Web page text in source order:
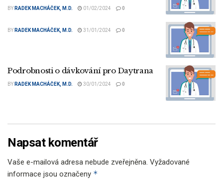
BY RADEK MACHÁČEK, M.D. 01/02/2024 0
BY RADEK MACHÁČEK, M.D. 31/01/2024 0
Podrobnosti o dávkování pro Daytrana
BY RADEK MACHÁČEK, M.D. 30/01/2024 0
Napsat komentář
Vaše e-mailová adresa nebude zveřejněna. Vyžadované
informace jsou označeny *